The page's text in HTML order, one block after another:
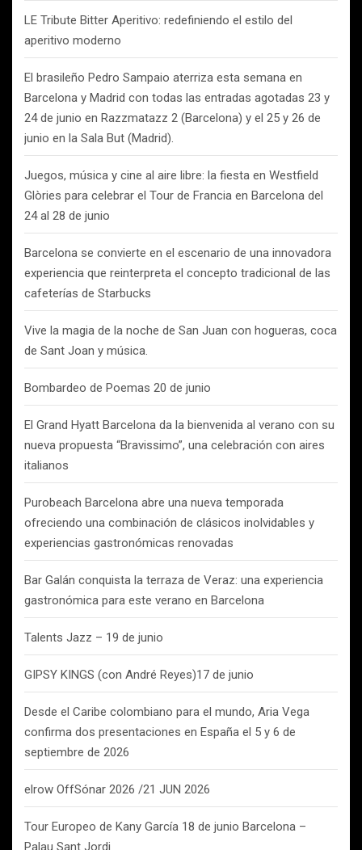
LE Tribute Bitter Aperitivo: redefiniendo el estilo del
aperitivo moderno
El brasileño Pedro Sampaio aterriza esta semana en
Barcelona y Madrid con todas las entradas agotadas 23 y
24 de junio en Razzmatazz 2 (Barcelona) y el 25 y 26 de
junio en la Sala But (Madrid).
Juegos, música y cine al aire libre: la fiesta en Westfield
Glòries para celebrar el Tour de Francia en Barcelona del
24 al 28 de junio
Barcelona se convierte en el escenario de una innovadora
experiencia que reinterpreta el concepto tradicional de las
cafeterías de Starbucks
Vive la magia de la noche de San Juan con hogueras, coca
de Sant Joan y música.
Bombardeo de Poemas 20 de junio
El Grand Hyatt Barcelona da la bienvenida al verano con su
nueva propuesta “Bravissimo”, una celebración con aires
italianos
Purobeach Barcelona abre una nueva temporada
ofreciendo una combinación de clásicos inolvidables y
experiencias gastronómicas renovadas
Bar Galán conquista la terraza de Veraz: una experiencia
gastronómica para este verano en Barcelona
Talents Jazz – 19 de junio
GIPSY KINGS (con André Reyes)17 de junio
Desde el Caribe colombiano para el mundo, Aria Vega
confirma dos presentaciones en España el 5 y 6 de
septiembre de 2026
elrow OffSónar 2026 /21 JUN 2026
Tour Europeo de Kany García 18 de junio Barcelona –
Palau Sant Jordi